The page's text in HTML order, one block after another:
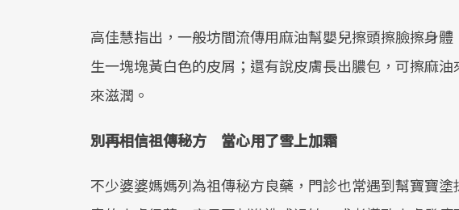
高佳慧指出，一般坊間流傳用麻油幫嬰兒擦頭擦臉擦身
生一塊塊黃白色的皮屑；還有說皮膚長出膿包，可擦麻
來滋潤。
別再相信祖傳秘方 當心用了雪上加霜
不少婆婆媽媽列為祖傳秘方良藥，門診也常遇到幫寶寶